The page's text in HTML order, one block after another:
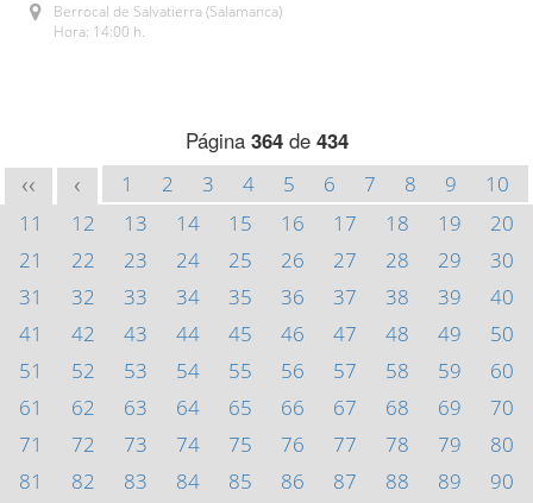
Berrocal de Salvatierra (Salamanca)
Hora: 14:00 h.
Página 364de 434
<< < 1 2 3 4 5 6 7 8 9
10
11
12 13 14 15 16 17 18 19
20
21
22 23 24 25 26 27 28 29
30
31
32 33 34 35 36 37 38 39
40
41
42 43 44 45 46 47 48 49
50
51
52 53 54 55 56 57 58 59
60
61
62 63 64 65 66 67 68 69
70
71
72 73 74 75 76 77 78 79
80
81
82 83 84 85 86 87 88 89
90